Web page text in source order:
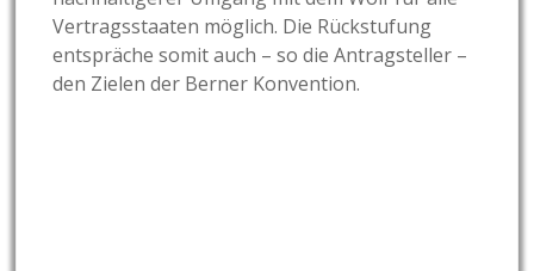
Vertragsstaaten möglich. Die Rückstufung
entspräche somit auch – so die Antragsteller –
den Zielen der Berner Konvention.